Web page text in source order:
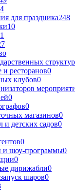
для праздника248
10
1
структур
и ресторанов0
клубов0
0
0
магазинов0
и детских садов0
0
и шоу-программы0
0
дирижабли0
шаров0